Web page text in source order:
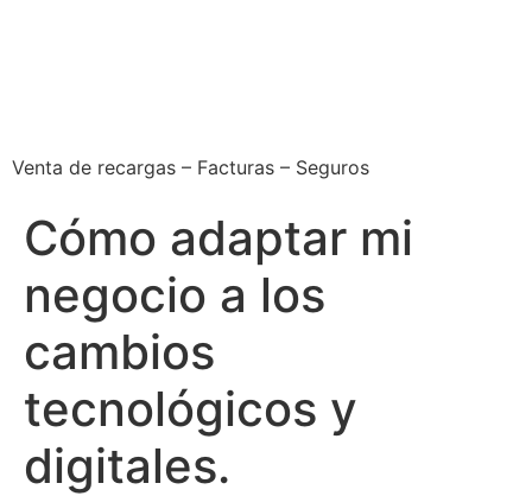
Venta de recargas – Facturas – Seguros
Cómo adaptar mi
negocio a los
cambios
tecnológicos y
digitales.